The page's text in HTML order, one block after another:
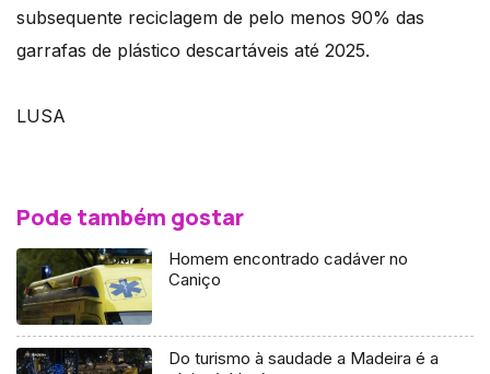
subsequente reciclagem de pelo menos 90% das
garrafas de plástico descartáveis até 2025.
LUSA
Pode também gostar
Homem encontrado cadáver no
Caniço
Do turismo à saudade a Madeira é a